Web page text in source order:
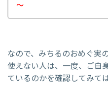
～
なので、みちるのおめぐ実
使えない人は、一度、ご自
ているのかを確認してみて